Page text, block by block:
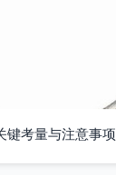
键考量与注意事项